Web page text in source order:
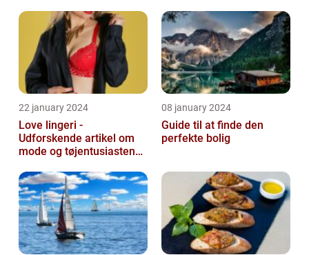
22 january 2024
Love lingeri -
Udforskende artikel om
mode og tøjentusiastens
08 january 2024
Guide til at finde den
perfekte bolig